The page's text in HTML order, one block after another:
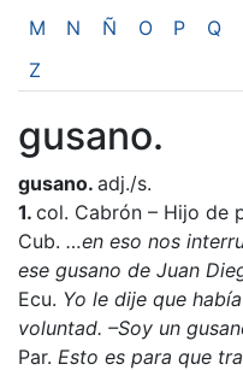
M
N Ñ O P Q
Z
gusano.
gusano. adj./s.
1. col. Cabrón – Hijo de
Cub. …en eso nos
ese gusano de Juan
Ecu. Yo le dije que
voluntad. –Soy un
Par. Esto es para que